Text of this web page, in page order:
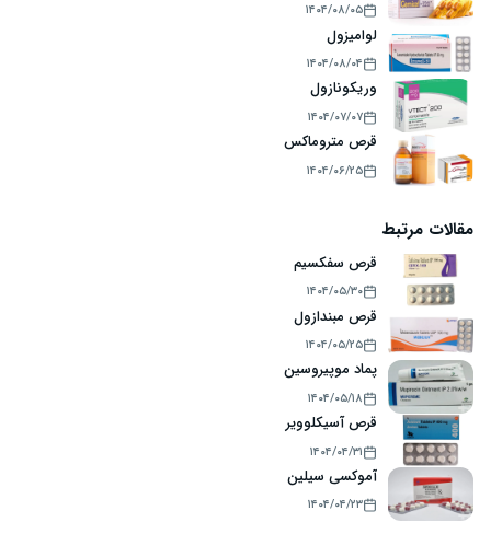
۱۴۰۴/۰۸/۰۵
لوامیزول
۱۴۰۴/۰۸/۰۴
وریکونازول
۱۴۰۴/۰۷/۰۷
قرص متروماکس
۱۴۰۴/۰۶/۲۵
مقالات مرتبط
قرص سفکسیم
۱۴۰۴/۰۵/۳۰
قرص مبندازول
۱۴۰۴/۰۵/۲۵
پماد موپیروسین
۱۴۰۴/۰۵/۱۸
قرص آسیکلوویر
۱۴۰۴/۰۴/۳۱
آموکسی سیلین
۱۴۰۴/۰۴/۲۳